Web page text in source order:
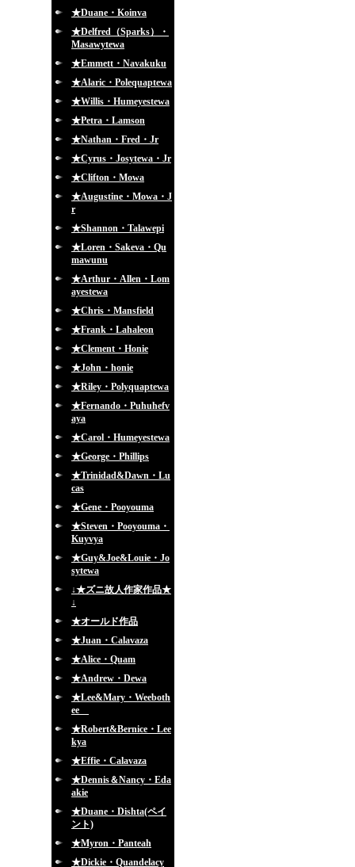
★Duane・Koinva
★Delfred（Sparks）・
Masawytewa
★Emmett・Navakuku
★Alaric・Polequaptewa
★Willis・Humeyestewa
★Petra・Lamson
★Nathan・Fred・Jr
★Cyrus・Josytewa・Jr
★Clifton・Mowa
★Augustine・Mowa・J
r
★Shannon・Talawepi
★Loren・Sakeva・Qu
mawunu
★Arthur・Allen・Lom
ayestewa
★Chris・Mansfield
★Frank・Lahaleon
★Clement・Honie
★John・honie
★Riley・Polyquaptewa
★Fernando・Puhuhefv
aya
★Carol・Humeyestewa
★George・Phillips
★Trinidad&Dawn・Lu
cas
★Gene・Pooyouma
★Steven・Pooyouma・
Kuyvya
★Guy&Joe&Louie・Jo
sytewa
↓★ズニ故人作家作品★
↓
★オールド作品
★Juan・Calavaza
★Alice・Quam
★Andrew・Dewa
★Lee&Mary・Weeboth
ee
★Robert&Bernice・Lee
kya
★Effie・Calavaza
★Dennis＆Nancy・Eda
akie
★Duane・Dishta(ペイ
ント)
★Myron・Panteah
★Dickie・Quandelacy